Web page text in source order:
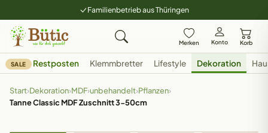
Familienbetrieb aus Thüringen
Merken Konto Korb
SALE Restposten Klemmbretter Lifestyle Dekoration
Start›Dekoration›MDF›unbehandelt›Pflanzen›
Tanne Classic MDF Zuschnitt 3-50cm